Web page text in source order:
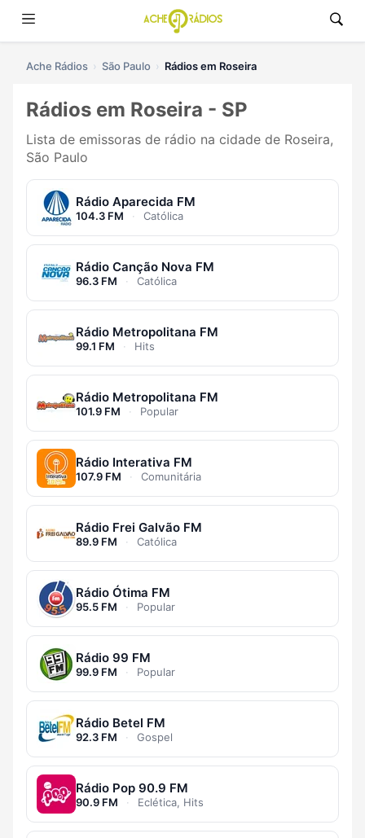
Ache Rádios São Paulo Rádios em Roseira
Rádios em Roseira - SP
Lista de emissoras de rádio na cidade de Roseira,
São Paulo
Rádio Aparecida FM
104.3 FM · Católica
Rádio Canção Nova FM
96.3 FM · Católica
Rádio Metropolitana FM
99.1 FM · Hits
Rádio Metropolitana FM
101.9 FM · Popular
Rádio Interativa FM
107.9 FM · Comunitária
Rádio Frei Galvão FM
89.9 FM · Católica
Rádio Ótima FM
95.5 FM · Popular
Rádio 99 FM
99.9 FM · Popular
Rádio Betel FM
92.3 FM · Gospel
Rádio Pop 90.9 FM
90.9 FM · Eclética, Hits